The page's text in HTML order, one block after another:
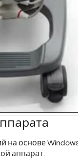
на основе Windows
аппарат.